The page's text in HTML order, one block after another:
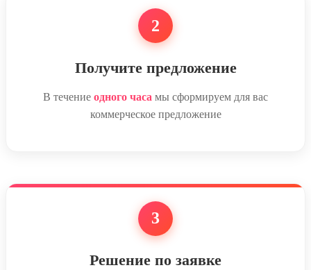
2
Получите предложение
В течение одного часа мы сформируем для вас
коммерческое предложение
3
Решение по заявке